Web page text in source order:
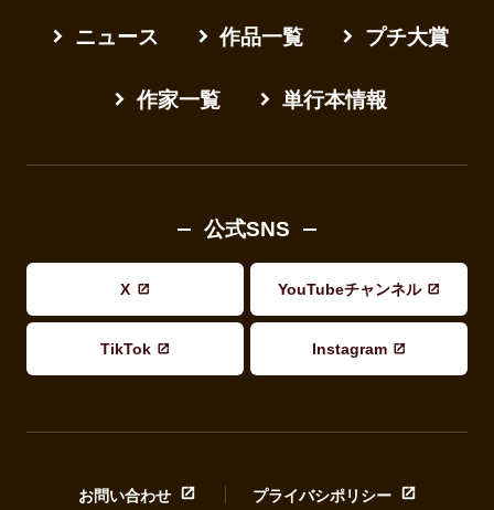
ニュース 作品一覧 プチ大賞
作家一覧 単行本情報
公式SNS
X YouTubeチャンネル
TikTok Instagram
お問い合わせ プライバシポリシー